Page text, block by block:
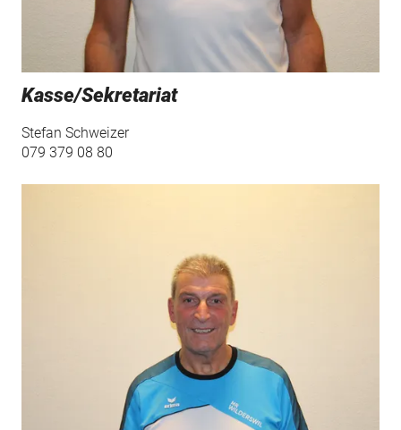
Kasse/Sekretariat
Stefan Schweizer
079 379 08 80